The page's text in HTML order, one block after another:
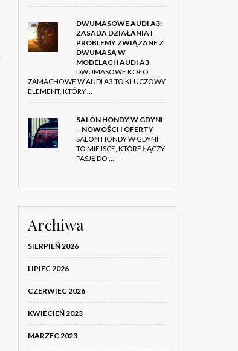
DWUMASOWE AUDI A3:
ZASADA DZIAŁANIA I
PROBLEMY ZWIĄZANE Z
DWUMASĄ W
MODELACH AUDI A3
DWUMASOWE KOŁO
ZAMACHOWE W AUDI A3 TO KLUCZOWY
ELEMENT, KTÓRY …
SALON HONDY W GDYNI
– NOWOŚCI I OFERTY
SALON HONDY W GDYNI
TO MIEJSCE, KTÓRE ŁĄCZY
PASJĘ DO …
Archiwa
SIERPIEŃ 2026
LIPIEC 2026
CZERWIEC 2026
KWIECIEŃ 2023
MARZEC 2023